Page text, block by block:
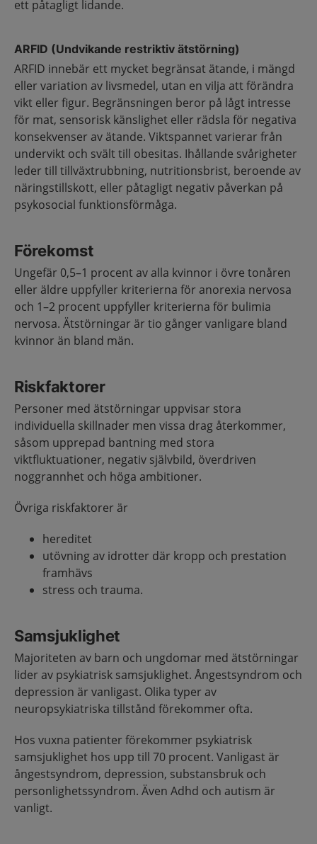
ett påtagligt lidande.
ARFID (Undvikande restriktiv ätstörning)
ARFID innebär ett mycket begränsat ätande, i mängd
eller variation av livsmedel, utan en vilja att förändra
vikt eller figur. Begränsningen beror på lågt intresse
för mat, sensorisk känslighet eller rädsla för negativa
konsekvenser av ätande. Viktspannet varierar från
undervikt och svält till obesitas. Ihållande svårigheter
leder till tillväxtrubbning, nutritionsbrist, beroende av
näringstillskott, eller påtagligt negativ påverkan på
psykosocial funktionsförmåga.
Förekomst
Ungefär 0,5–1 procent av alla kvinnor i övre tonåren
eller äldre uppfyller kriterierna för anorexia nervosa
och 1–2 procent uppfyller kriterierna för bulimia
nervosa. Ätstörningar är tio gånger vanligare bland
kvinnor än bland män.
Riskfaktorer
Personer med ätstörningar uppvisar stora
individuella skillnader men vissa drag återkommer,
såsom upprepad bantning med stora
viktfluktuationer, negativ självbild, överdriven
noggrannhet och höga ambitioner.
Övriga riskfaktorer är
hereditet
utövning av idrotter där kropp och prestation
framhävs
stress och trauma.
Samsjuklighet
Majoriteten av barn och ungdomar med ätstörningar
lider av psykiatrisk samsjuklighet. Ångestsyndrom och
depression är vanligast. Olika typer av
neuropsykiatriska tillstånd förekommer ofta.
Hos vuxna patienter förekommer psykiatrisk
samsjuklighet hos upp till 70 procent. Vanligast är
ångestsyndrom, depression, substansbruk och
personlighetssyndrom. Även Adhd och autism är
vanligt.